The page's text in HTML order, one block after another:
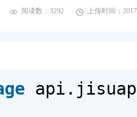
阅读数：3292 上传时间：